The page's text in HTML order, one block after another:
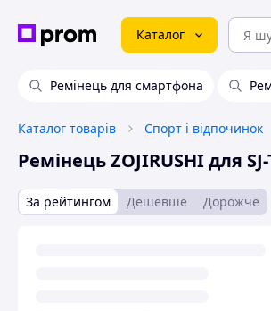
Каталог
Ремінець для смартфона
Каталог товарів Спорт і відпочинок
Ремінець ZOJIRUSHI для
За рейтингом Дешевше Дорожче